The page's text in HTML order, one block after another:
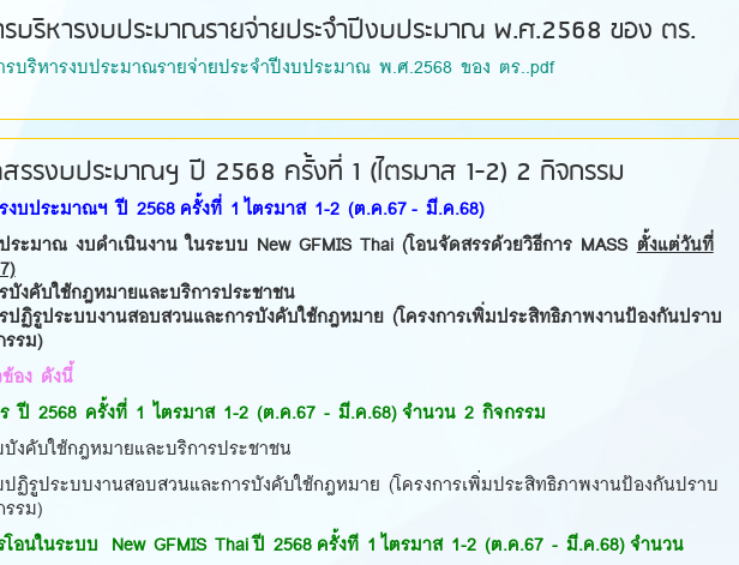
รบริหารงบประมาณรายจ่ายประจำปีงบประมาณ พ.ศ.2568 ของ ตร.
รบริหารงบประมาณรายจ่ายประจำปีงบประมาณ พ.ศ.2568 ของ ตร..pdf
สรรงบประมาณฯ ปี 2568 ครั้งที่ 1 (ไตรมาส 1-2) 2 กิจกรรม
งบประมาณฯ ปี 2568 ครั้งที่ 1 ไตรมาส 1-2 (ต.ค.67 - มี.ค.68)
ระมาณ งบดำเนินงาน ในระบบ New GFMIS Thai (โอนจัดสรรด้วยวิธีการ MASSตั้งแต่วันที่
บังคับใช้กฎหมายและบริการประชาชน
ปฏิรูประบบงานสอบสวนและการบังคับใช้กฎหมาย (โครงการเพิ่มประสิทธิภาพงานป้องกันปราบ
รม)
ข้อง ดังนี้
ปี 2568 ครั้งที่ 1 ไตรมาส 1-2 (ต.ค.67 - มี.ค.68) จำนวน 2 กิจกรรม
งคับใช้กฎหมายและบริการประชาชน
ฏิรูประบบงานสอบสวนและการบังคับใช้กฎหมาย (โครงการเพิ่มประสิทธิภาพงานป้องกันปราบ
รม)
โอนในระบบ New GFMIS Thai ปี 2568 ครั้งที 1 ไตรมาส 1-2 (ต.ค.67 - มี.ค.68) จำนวน